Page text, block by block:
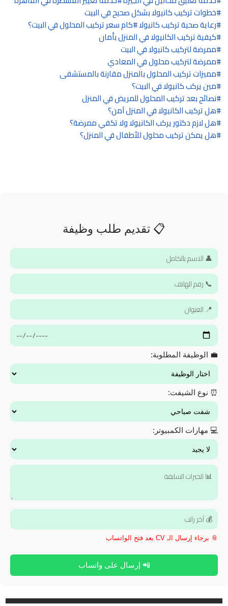
خطوات تركيب كانيولا بشكل صحيح في البيت
رعاية صحية تركيب كانيولا كام سعر تركيب المحلول في البيت؟
كيفية تركيب الكانيولا في المنزل بأمان
ممرضة لتركيب كانيولا في البيت
ممرضة لتركيب محلول في المعادي
مميزات تركيب المحلول بالمنزل مقارنة بالمستشفى
مين يركب كانيولا في البيت؟
نصائح بعد تركيب المحلول للمريض في المنزل
هل تركيب الكانيولا في المنزل آمن؟
هل لازم دكتور يركب الكانيولا ولا تكفي ممرضة؟
هل يمكن تركيب محلول للأطفال في المنزل؟
📋 تقديم طلب وظيفة
💼 الوظيفة المطلوبة:
⏰ نوع الشيفت:
💻 مهارات الكمبيوتر:
📎 برجاء إرسال الـ CV بعد فتح الواتساب
📲 إرسال على واتساب